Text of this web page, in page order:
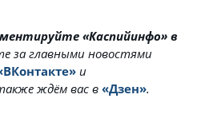
«Каспийинфо» в
за главными новостями
и
ждём вас в«Дзен».